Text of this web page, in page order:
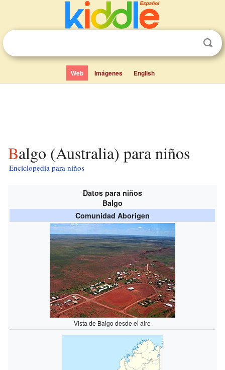
Web Imágenes English
Balgo (Australia) para niños
Enciclopedia para niños
Datos para niños
Balgo
Comunidad Aborigen
Vista de Balgo desde el aire